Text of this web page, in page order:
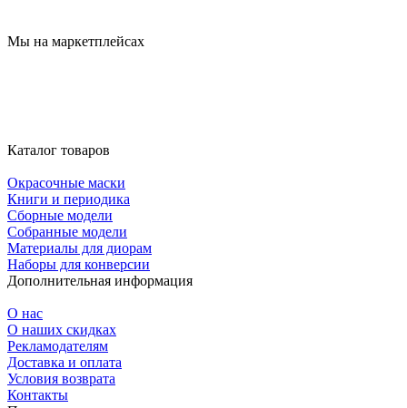
Мы на маркетплейсах
Каталог товаров
Окрасочные маски
Книги и периодика
Сборные модели
Собранные модели
Материалы для диорам
Наборы для конверсии
Дополнительная информация
О нас
О наших скидках
Рекламодателям
Доставка и оплата
Условия возврата
Контакты